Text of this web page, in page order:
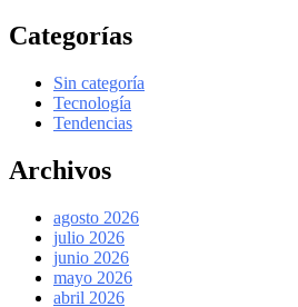
Categorías
Sin categoría
Tecnología
Tendencias
Archivos
agosto 2026
julio 2026
junio 2026
mayo 2026
abril 2026